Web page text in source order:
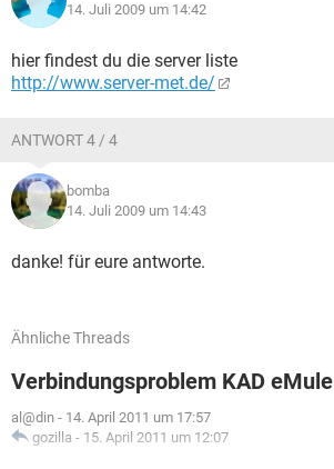
14. Juli 2009 um 14:42
hier findest du die server liste
http://www.server-met.de/
ANTWORT 4 / 4
bomba
14. Juli 2009 um 14:43
danke! für eure antworte.
Ähnliche Threads
Verbindungsproblem KAD eMule
al@din - 14. April 2011 um 17:57
gozilla - 15. April 2011 um 12:07